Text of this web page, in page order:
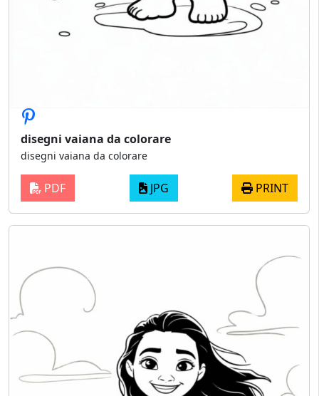
disegni vaiana da colorare
disegni vaiana da colorare
PDF JPG PRINT